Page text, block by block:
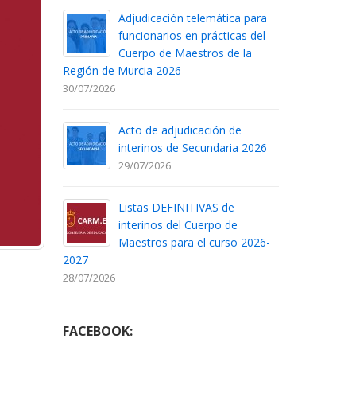
Adjudicación telemática para
funcionarios en prácticas del
Cuerpo de Maestros de la
Región de Murcia 2026
30/07/2026
Acto de adjudicación de
interinos de Secundaria 2026
29/07/2026
Listas DEFINITIVAS de
interinos del Cuerpo de
Maestros para el curso 2026-
2027
28/07/2026
FACEBOOK: